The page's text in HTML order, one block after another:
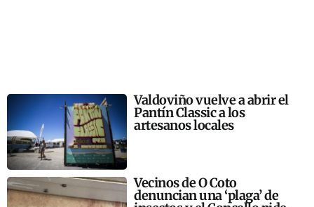
Valdoviño vuelve a abrir el
Pantín Classic a los
artesanos locales
Vecinos de O Coto
denuncian una ‘plaga’ de